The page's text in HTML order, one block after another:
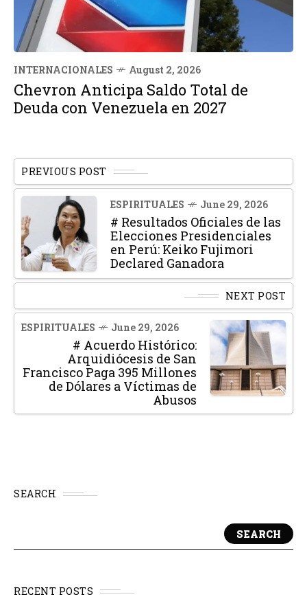
INTERNACIONALES August 2, 2026
Chevron Anticipa Saldo Total de
Deuda con Venezuela en 2027
PREVIOUS POST
ESPIRITUALES June 29, 2026
# Resultados Oficiales de las
Elecciones Presidenciales
en Perú: Keiko Fujimori
Declared Ganadora
NEXT POST
ESPIRITUALES June 29, 2026
# Acuerdo Histórico:
Arquidiócesis de San
Francisco Paga 395 Millones
de Dólares a Víctimas de
Abusos
SEARCH
SEARCH
RECENT POSTS